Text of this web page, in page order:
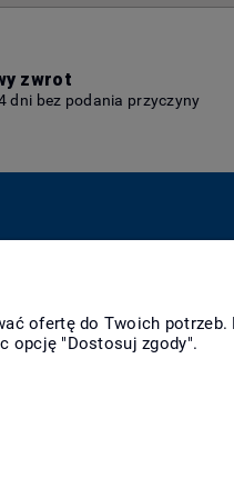
zwrot
dni bez podania przyczyny
O firmie
Nagrody i
ofertę do Twoich
opcję "Dostosuj zgody".